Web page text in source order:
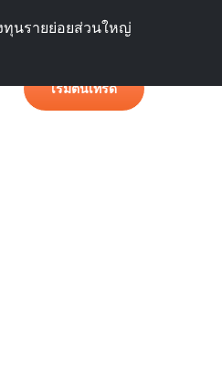
ทุนรายย่อยส่วนใหญ่
พอร์ทัลลูกค้า
เริ่มต้นเทรด